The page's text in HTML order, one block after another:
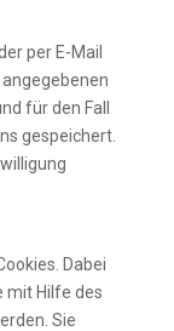
per E-Mail
für den Fall
gespeichert.
Dabei
mit Hilfe des
Sie